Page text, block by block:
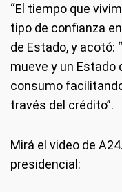
“El tiempo que
tipo de confianza
de Estado, y acotó:
mueve y un Estado
consumo
través del crédito”.
Mirá el video de
presidencial: